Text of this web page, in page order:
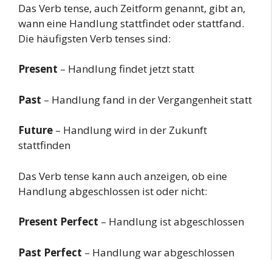
Das Verb tense, auch Zeitform genannt, gibt an,
wann eine Handlung stattfindet oder stattfand.
Die häufigsten Verb tenses sind:
Present – Handlung findet jetzt statt
Past – Handlung fand in der Vergangenheit statt
Future – Handlung wird in der Zukunft
stattfinden
Das Verb tense kann auch anzeigen, ob eine
Handlung abgeschlossen ist oder nicht:
Present Perfect – Handlung ist abgeschlossen
Past Perfect – Handlung war abgeschlossen